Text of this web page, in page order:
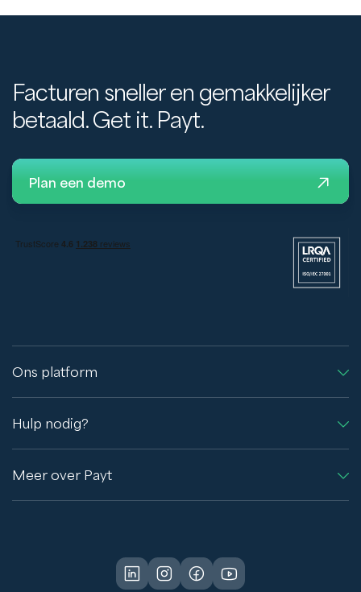
Facturen sneller en gemakkelijker
betaald. Get it. Payt.
Plan een demo
Ons platform
Hulp nodig?
Meer over Payt